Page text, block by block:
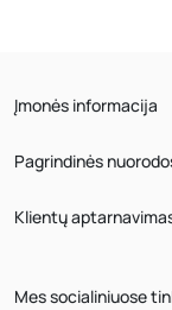
Įmonės informacija
Pagrindinės
Klientų
Mes socialiniuose